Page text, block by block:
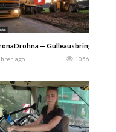
mit Capello
— Gülleausbringung
ago 1056